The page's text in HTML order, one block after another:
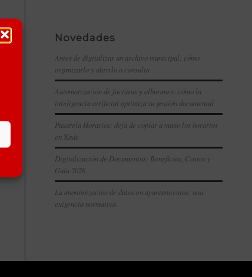
Novedades
Antes de digitalizar un archivo municipal: cómo
organizarlo y abrirlo a consulta
Automatización de facturas y albaranes: cómo la
inteligencia artificial optimiza tu gestión documental
Pasarela Horarios: deja de copiar a mano los horarios
en Xade
Digitalización de Documentos: Beneficios, Costos y
Guía 2026
La anonimización de datos en ayuntamientos: una
exigencia normativa.